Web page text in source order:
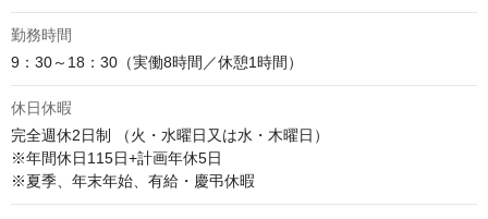
勤務時間
9：30～18：30（実働8時間／休憩1時間）
休日休暇
完全週休2日制 （火・水曜日又は水・木曜日）
※年間休日115日+計画年休5日
※夏季、年末年始、有給・慶弔休暇